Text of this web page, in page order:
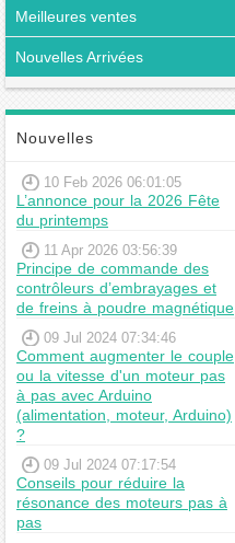
Meilleures ventes
Nouvelles Arrivées
Nouvelles
10 Feb 2026 06:01:05
L’annonce pour la 2026 Fête
du printemps
11 Apr 2026 03:56:39
Principe de commande des
contrôleurs d’embrayages et
de freins à poudre magnétique
09 Jul 2024 07:34:46
Comment augmenter le couple
ou la vitesse d'un moteur pas
à pas avec Arduino
(alimentation, moteur, Arduino)
?
09 Jul 2024 07:17:54
Conseils pour réduire la
résonance des moteurs pas à
pas